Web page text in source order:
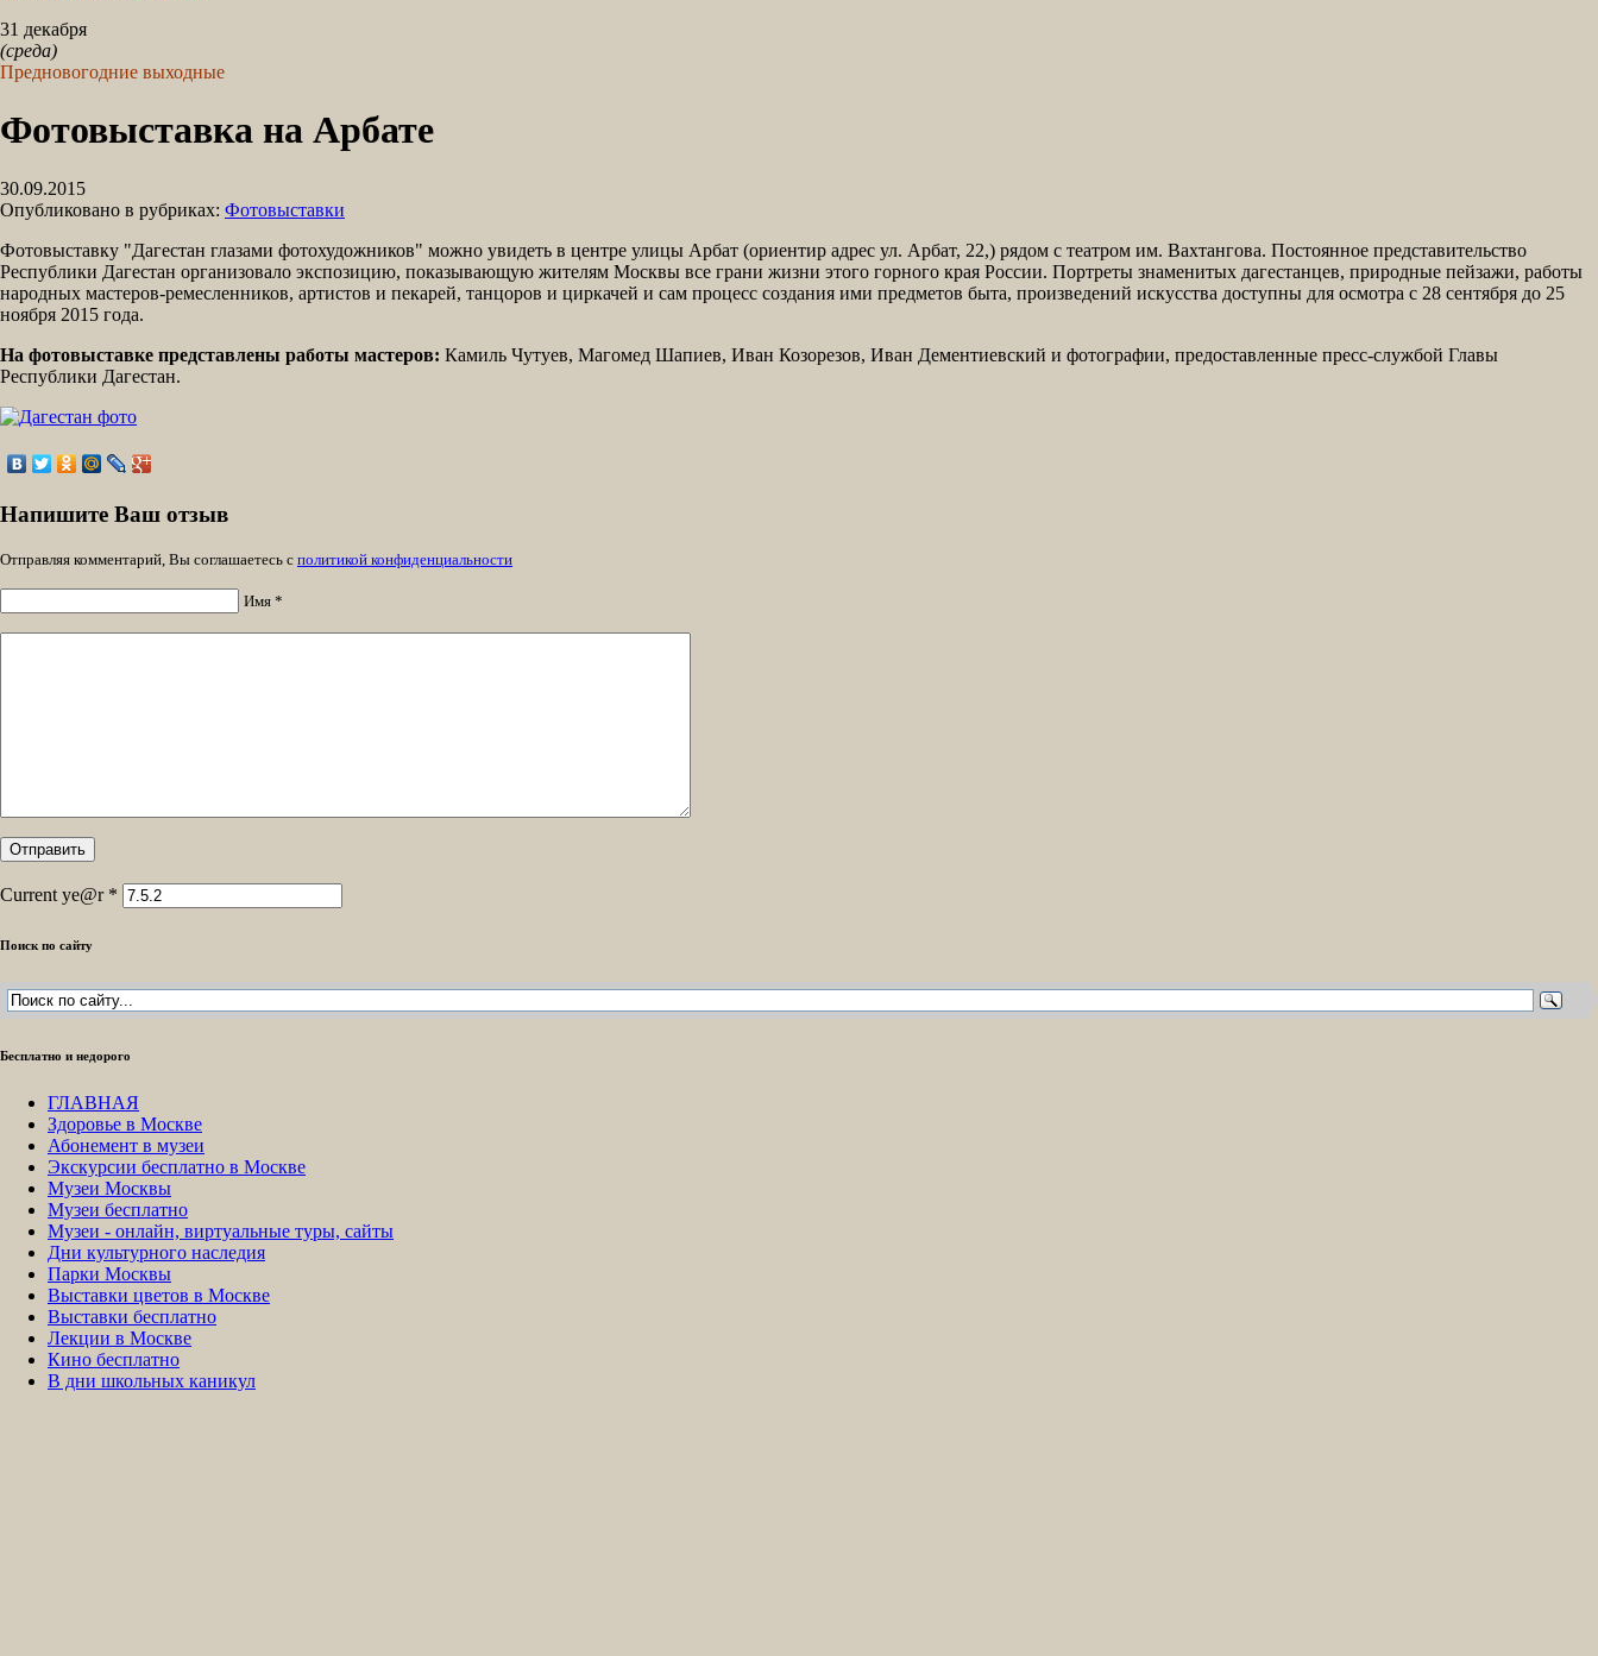
31 декабря
(среда)
Предновогодние выходные
Фотовыставка на Арбате
30.09.2015
Опубликовано в рубриках: Фотовыставки
Фотовыставку "Дагестан глазами фотохудожников" можно увидеть в центре улицы Арбат (ориентир адрес ул. Арбат, 22,) рядом с театром им. Вахтангова. Постоянное представительство
Республики Дагестан организовало экспозицию, показывающую жителям Москвы все грани жизни этого горного края России. Портреты знаменитых дагестанцев, природные пейзажи, работы
народных мастеров-ремесленников, артистов и пекарей, танцоров и циркачей и сам процесс создания ими предметов быта, произведений искусства доступны для осмотра с 28 сентября до 25
ноября 2015 года.
На фотовыставке представлены работы мастеров: Камиль Чутуев, Магомед Шапиев, Иван Козорезов, Иван Дементиевский и фотографии, предоставленные пресс-службой Главы
Республики Дагестан.
Напишите Ваш отзыв
Отправляя комментарий, Вы соглашаетесь с политикой конфиденциальности
Имя *
Current ye@r *
Поиск по сайту
Бесплатно и недорого
ГЛАВНАЯ
Здоровье в Москве
Абонемент в музеи
Экскурсии бесплатно в Москве
Музеи Москвы
Музеи бесплатно
Музеи - онлайн, виртуальные туры, сайты
Дни культурного наследия
Парки Москвы
Выставки цветов в Москве
Выставки бесплатно
Лекции в Москве
Кино бесплатно
В дни школьных каникул